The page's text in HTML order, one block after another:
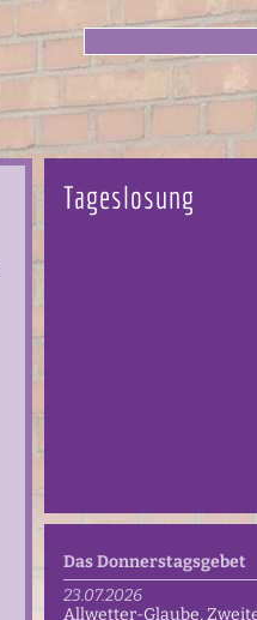
Tageslosung
Das Donnerstagsgebet
23.07.2026
Allwetter-Glaube,